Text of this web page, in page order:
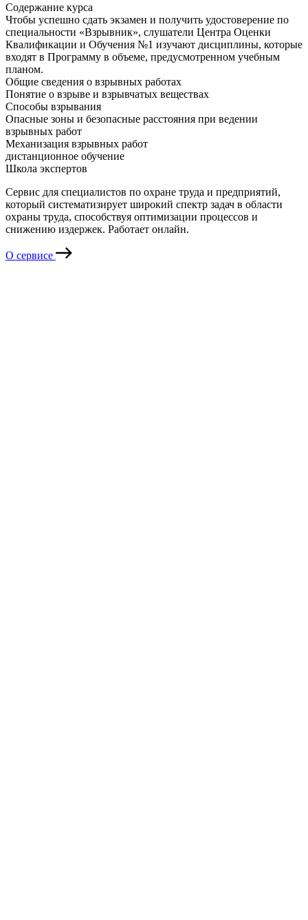
Содержание курса
Чтобы успешно сдать экзамен и получить удостоверение по
специальности «Взрывник», слушатели Центра Оценки
Квалификации и Обучения №1 изучают дисциплины, которые
входят в Программу в объеме, предусмотренном учебным
планом.
Общие сведения о взрывных работах
Понятие о взрыве и взрывчатых веществах
Способы взрывания
Опасные зоны и безопасные расстояния при ведении
взрывных работ
Механизация взрывных работ
дистанционное обучение
Школа экспертов
Сервис для специалистов по охране труда и предприятий,
который систематизирует широкий спектр задач в области
охраны труда, способствуя оптимизации процессов и
снижению издержек. Работает онлайн.
О сервисе